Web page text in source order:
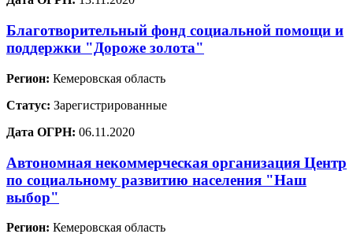
Благотворительный фонд социальной помощи и
поддержки "Дороже золота"
Регион: Кемеровская область
Статус: Зарегистрированные
Дата ОГРН: 06.11.2020
Автономная некоммерческая организация Центр
по социальному развитию населения "Наш
выбор"
Регион: Кемеровская область